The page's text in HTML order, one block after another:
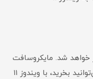
خواهد شد. مایکروسافت
می‌گوید اکثر لپ‌تاپ‌هایی که امروزه می‌توانید بخرید، با ویندوز ۱۱